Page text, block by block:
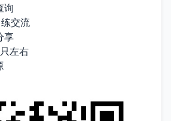
询
交流
享
左右